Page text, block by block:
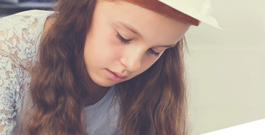
定請求書
全書類